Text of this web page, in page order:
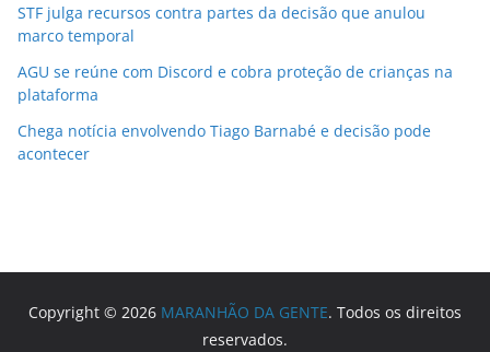
STF julga recursos contra partes da decisão que anulou
marco temporal
AGU se reúne com Discord e cobra proteção de crianças na
plataforma
Chega notícia envolvendo Tiago Barnabé e decisão pode
acontecer
Copyright © 2026 MARANHÃO DA GENTE. Todos os direitos
reservados.